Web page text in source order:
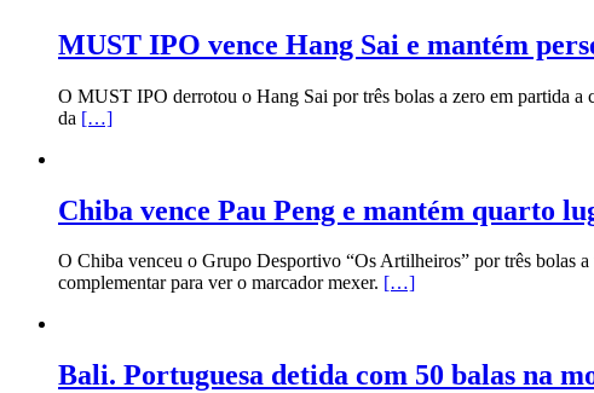
MUST IPO vence Hang Sai e mantém
O MUST IPO derrotou o Hang Sai por três bolas a zero em partida a
da […]
Chiba vence Pau Peng e mantém quarto
O Chiba venceu o Grupo Desportivo “Os Artilheiros” por três bolas
complementar para ver o marcador mexer. […]
Bali. Portuguesa detida com 50 balas na